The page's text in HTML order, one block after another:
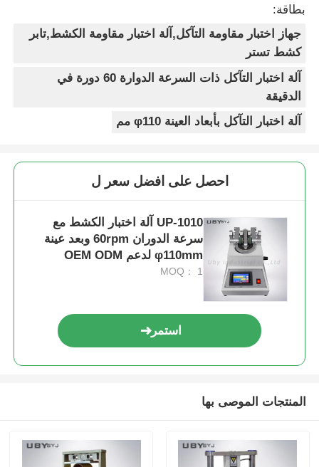
بطاقة:
جهاز اختبار مقاومة التآكل,آلة اختبار مقاومة الكشط,تابر
كشط تستر
آلة اختبار التآكل ذات السرعة الدوارة 60 دورة في
الدقيقة
آلة اختبار التآكل بأبعاد العينة φ110 مم
احصل على افضل سعر ل
UP-1010 آلة اختبار الكشط مع
سرعة الدوران 60rpm وبعد عينة
φ110mm لدعم OEM ODM
MOQ： 1
استمر
المنتجات الموصى بها